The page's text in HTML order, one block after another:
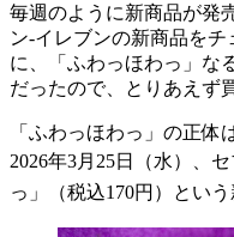
毎週のように新商品が発
ン-イレブンの新商品を
に、「ふわっほわっ」
だったので、とりあえず
「ふわっほわっ」の正
2026年3月 25日（水）、
っ」（税込170円）とい